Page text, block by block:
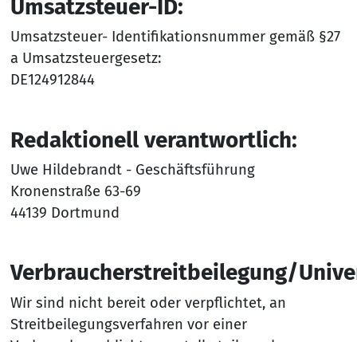
Umsatzsteuer-ID:
Umsatzsteuer- Identifikationsnummer gemäß §27
a Umsatzsteuergesetz:
DE124912844
Redaktionell verantwortlich:
Uwe Hildebrandt - Geschäftsführung
Kronenstraße 63-69
44139 Dortmund
Verbraucherstreitbeilegung/
Wir sind nicht bereit oder verpflichtet, an
Streitbeilegungsverfahren vor einer